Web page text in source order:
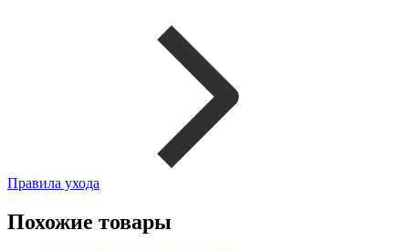
Правила ухода
Похожие товары